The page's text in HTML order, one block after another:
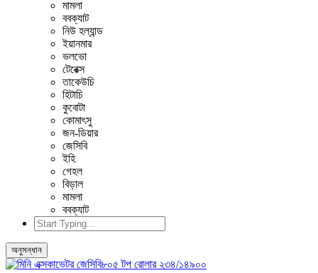
মামলা
ববক্যাট
নিউ হল্যান্ড
ইয়ানমার
ভলভো
টেরেক্স
তাকেউচি
হিটাচি
কুবোটা
কোমাৎসু
জন-ডিয়ার
জেসিবি
ইহি
গেহল
বিড়াল
মামলা
ববক্যাট
অনুসন্ধান